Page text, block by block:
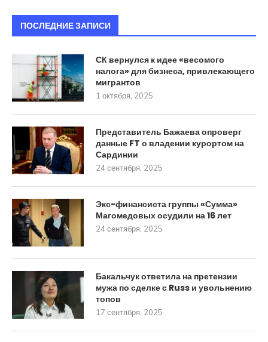
ПОСЛЕДНИЕ ЗАПИСИ
СК вернулся к идее «весомого
налога» для бизнеса, привлекающего
мигрантов
1 октября, 2025
Представитель Бажаева опроверг
данные FT о владении курортом на
Сардинии
24 сентября, 2025
Экс-финансиста группы «Сумма»
Магомедовых осудили на 16 лет
24 сентября, 2025
Бакальчук ответила на претензии
мужа по сделке с Russ и увольнению
топов
17 сентября, 2025